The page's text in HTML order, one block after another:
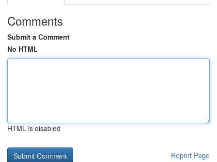
Comments
Submit a Comment
No HTML
HTML is disabled
Report Page